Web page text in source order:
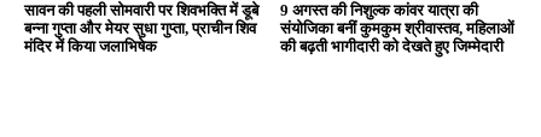
सावन की पहली सोमवारी पर शिवभक्ति में डूबे
बन्ना गुप्ता और मेयर सुधा गुप्ता, प्राचीन शिव
मंदिर में किया जलाभिषेक
9 अगस्त की निशुल्क कांवर यात्रा की
संयोजिका बनीं कुमकुम श्रीवास्तव, महिलाओं
की बढ़ती भागीदारी को देखते हुए जिम्मेदारी